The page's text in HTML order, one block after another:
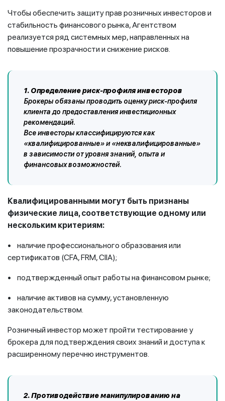
Чтобы обеспечить защиту прав розничных инвесторов и
стабильность финансового рынка, Агентством
реализуется ряд системных мер, направленных на
повышение прозрачности и снижение рисков.
1. Определение риск-профиля инвесторов
Брокеры обязаны проводить оценку риск-профиля
клиента до предоставления инвестиционных
рекомендаций.
Все инвесторы классифицируются как
«квалифицированные» и «неквалифицированные»
в зависимости от уровня знаний, опыта и
финансовых возможностей.
Квалифицированными могут быть признаны
физические лица, соответствующие одному или
нескольким критериям:
• наличие профессионального образования или
сертификатов (CFA, FRM, CIIA);
• подтвержденный опыт работы на финансовом рынке;
• наличие активов на сумму, установленную
законодательством.
Розничный инвестор может пройти тестирование у
брокера для подтверждения своих знаний и доступа к
расширенному перечню инструментов.
2. Противодействие манипулированию на